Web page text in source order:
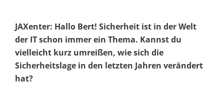
JAXenter: Hallo Bert! Sicherheit ist in der Welt
der IT schon immer ein Thema. Kannst du
vielleicht kurz umreißen, wie sich die
Sicherheitslage in den letzten Jahren verändert
hat?